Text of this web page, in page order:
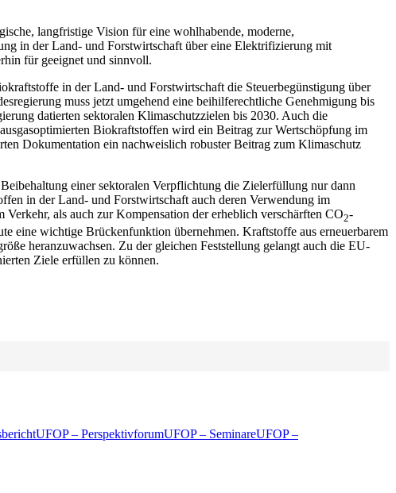
langfristige Vision für eine wohlhabende, moderne,
in der Land- und Forstwirtschaft über eine Elektrifizierung mit
für geeignet und sinnvoll.
in der Land- und Forstwirtschaft die Steuerbegünstigung über
muss jetzt umgehend eine beihilferechtliche Genehmigung bis
datierten sektoralen Klimaschutzzielen bis 2030. Auch die
Biokraftstoffen wird ein Beitrag zur Wertschöpfung im
Dokumentation ein nachweislich robuster Beitrag zum Klimaschutz
einer sektoralen Verpflichtung die Zielerfüllung nur dann
in der Land- und Forstwirtschaft auch deren Verwendung im
als auch zur Kompensation der erheblich verschärften CO2-
eine wichtige Brückenfunktion übernehmen. Kraftstoffe aus erneuerbarem
heranzuwachsen. Zu der gleichen Feststellung gelangt auch die EU-
Ziele erfüllen zu können.
UFOP – PerspektivforumUFOP – SeminareUFOP –